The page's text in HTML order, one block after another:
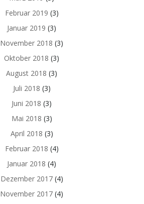
Februar 2019 (3)
Januar 2019 (3)
November 2018 (3)
Oktober 2018 (3)
August 2018 (3)
Juli 2018 (3)
Juni 2018 (3)
Mai 2018 (3)
April 2018 (3)
Februar 2018 (4)
Januar 2018 (4)
Dezember 2017(4)
November 2017 (4)